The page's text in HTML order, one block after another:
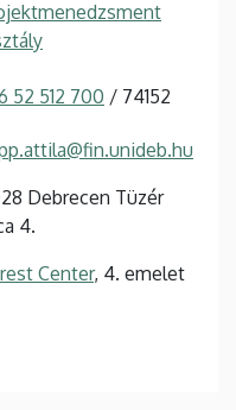
52 512 700 / 74152
Debrecen Tüzér
4.
Center, 4. emelet